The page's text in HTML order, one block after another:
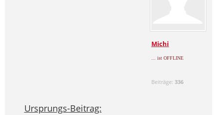
Michi
... ist OFFLINE
Beiträge:336
Ursprungs-Beitrag: